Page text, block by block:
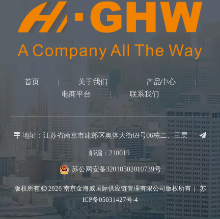
首页 关于我们 产品中心
电商平台 联系我们
 地址：江苏省南京市建邺区奥体大街69号06栋二、三层
邮编：210019
苏公网安备32010502010739号
版权所有 2026 南京金海威国际供应链管理有限公司版权所有 |苏
ICP备05031427号-4